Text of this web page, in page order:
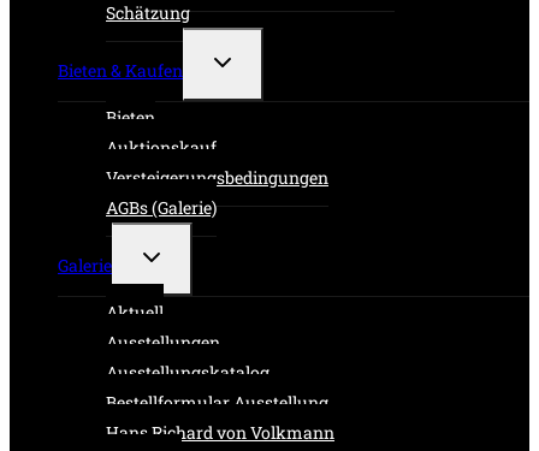
Schätzung
Bieten & Kaufen
Untermenü
Bieten
Auktionskauf
Versteigerungsbedingungen
AGBs (Galerie)
Galerie
Untermenü
Aktuell
Ausstellungen
Ausstellungskatalog
Bestellformular Ausstellung
Hans Richard von Volkmann